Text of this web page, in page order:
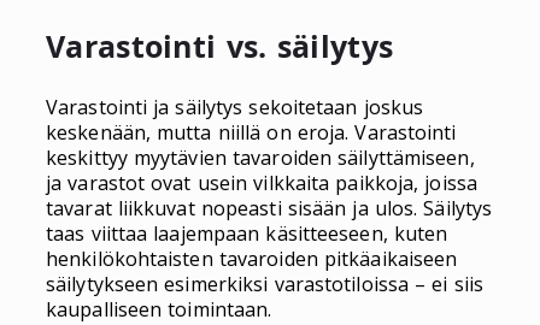
Varastointi vs. säilytys
Varastointi ja säilytys sekoitetaan joskus
keskenään, mutta niillä on eroja. Varastointi
keskittyy myytävien tavaroiden säilyttämiseen,
ja varastot ovat usein vilkkaita paikkoja, joissa
tavarat liikkuvat nopeasti sisään ja ulos. Säilytys
taas viittaa laajempaan käsitteeseen, kuten
henkilökohtaisten tavaroiden pitkäaikaiseen
säilytykseen esimerkiksi varastotiloissa – ei siis
kaupalliseen toimintaan.